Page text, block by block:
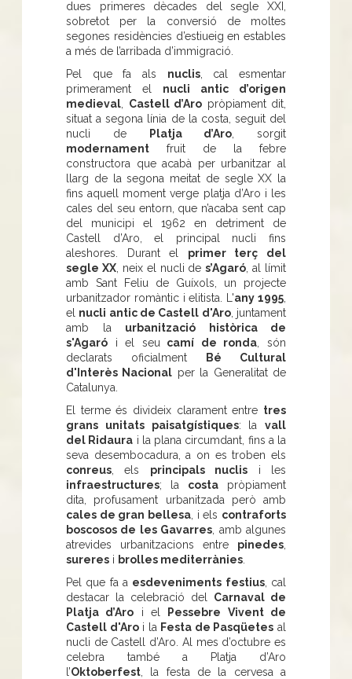
dues primeres dècades del segle XXI,
sobretot per la conversió de moltes
segones residències d’estiueig en estables
a més de l’arribada d’immigració.
Pel que fa als nuclis, cal esmentar
primerament el nucli antic d’origen
medieval
Castell d’Aro pròpiament dit,
situat a segona línia de la costa, seguit del
nucli de
Platja d’Aro , sorgit
modernament fruit de la febre
constructora que acabà per urbanitzar al
llarg de la segona meitat de segle XX la
fins aquell moment verge platja d’Aro i les
cales del seu entorn, que n’acaba sent cap
del municipi el 1962 en detriment de
Castell d’Aro, el principal nucli fins
aleshores. Durant el primer terç del
segle XX, neix el nucli des’Agaró , al límit
amb Sant Feliu de Guíxols, un projecte
urbanitzador romàntic i elitista. L'any 1995
el nucli antic de Castell d'Aro, juntament
amb la urbanització històrica de
s'Agaró i el seu camí de ronda , són
declarats oficialment
Bé Cultural
d'Interès Nacional per la Generalitat de
Catalunya.
El terme és divideix clarament entre tres
grans unitats paisatgístiques: la vall
del Ridaura i la plana circumdant, fins a la
seva desembocadura, a on es troben els
conreus , els principals nuclis i les
infraestructures; la costa pròpiament
dita, profusament urbanitzada però amb
cales de gran bellesa , i els contraforts
boscosos de les Gavarres , amb algunes
atrevides urbanitzacions entre pinedes
sureres i brolles mediterrànies
Pel que fa a esdeveniments festius, cal
destacar la celebració del Carnaval de
Platja d’Aro i el
Pessebre Vivent de
Castell d'Aroi la Festa de Pasqüetes al
nucli de Castell d’Aro. Al mes d’octubre es
celebra també a Platja d’Aro
l’Oktoberfest , la festa de la cervesa a